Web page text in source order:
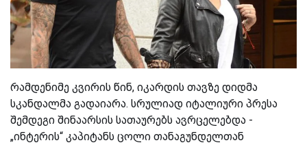
რამდენიმე კვირის წინ, იკარდის თავზე დიდმა
სკანდალმა გადაიარა. სრულიად იტალიური პრესა
შემდეგი შინაარსის სათაურებს ავრცელებდა -
„ინტერის“ კაპიტანს ცოლი თანაგუნდელთან